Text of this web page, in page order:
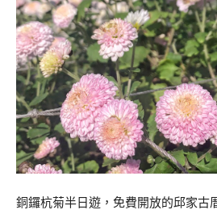
銅鑼杭菊半日遊，免費開放的邱家古